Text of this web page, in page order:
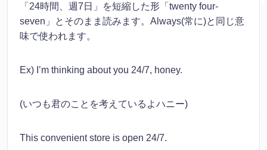
「24時間、週7日」を短縮した形「twenty four-
seven」とそのまま読みます。Always(常に)と同じ意
味で使われます。
Ex) I’m thinking about you 24/7, honey.
(いつも君のことを考えているよハニー)
This convenient store is open 24/7.